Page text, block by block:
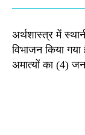
अर्थशास्त्र में
विभाजन किया
अमात्यों का (4)